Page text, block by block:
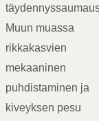
Muun muassa
rikkakasvien
mekaaninen
puhdistaminen ja
kiveyksen pesu